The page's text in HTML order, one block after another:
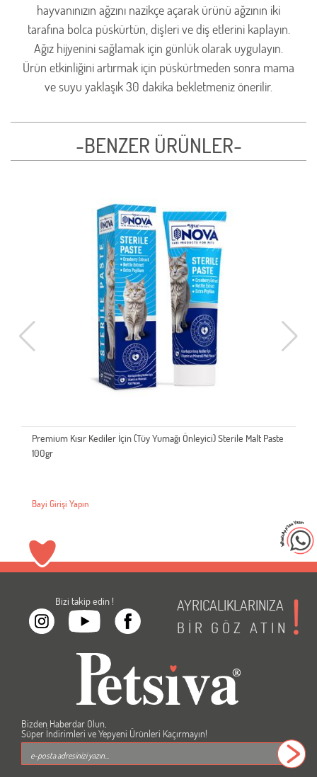
hayvanınızın ağzını nazikçe açarak ürünü ağzının iki
tarafına bolca püskürtün, dişleri ve diş etlerini kaplayın.
Ağız hijyenini sağlamak için günlük olarak uygulayın.
Ürün etkinliğini artırmak için püskürtmeden sonra mama
ve suyu yaklaşık 30 dakika bekletmeniz önerilir.
-BENZER ÜRÜNLER-
Premium Kısır Kediler İçin (Tüy Yumağı Önleyici) Sterile Malt Paste
100gr
Bayi Girişi Yapın
Bizi takip edin !
AYRICALIKLARINIZA
BİR GÖZ ATIN
Bizden Haberdar Olun,
Süper İndirimleri ve Yepyeni Ürünleri Kaçırmayın!